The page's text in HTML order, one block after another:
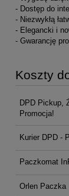
- Dostęp do
- Niezwykłą
- Elegancki i
- Gwarancję
Koszty
Cena nie
DPD Pickup,
Promocja!
Kurier DPD -
Paczkomat
Orlen Paczka